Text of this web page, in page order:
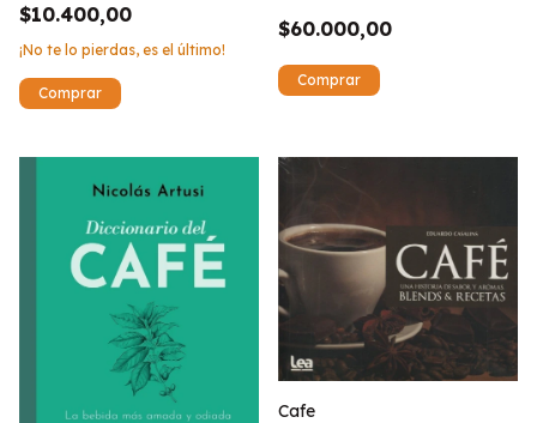
$10.400,00
¡No te lo pierdas, es el último!
$60.000,00
Cafe